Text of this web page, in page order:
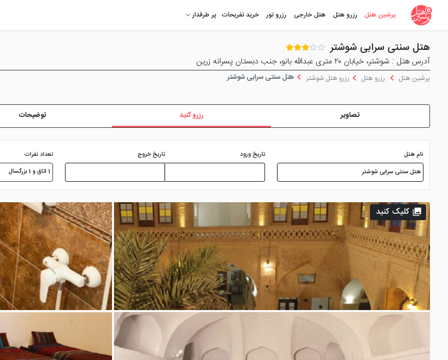
پرشین هتل رزرو هتل هتل خارجی رزرو تور خرید تفریحات پر طرفدار
هتل سنتی سرابی شوشتر
آدرس هتل : شوشتر، خیابان ۲۰ متری عبدالله بانو، جنب دبستان پسرانه زرین
پرشین هتل رزرو هتل رزرو هتل شوشتر هتل سنتی سرابی شوشتر
تصاویر رزرو کنید توضیحات
نام هتل تاریخ ورود تاریخ خروج
تعداد نفرات
1 اتاق و 1 بزرگسال
کلیک کنید